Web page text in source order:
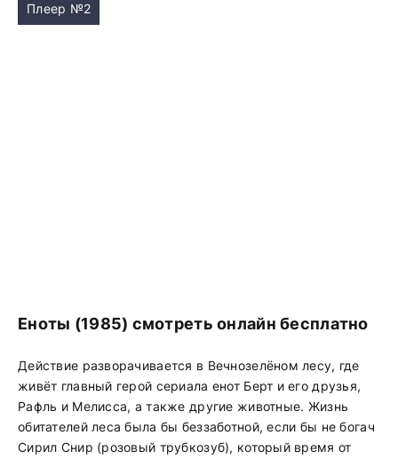
Плеер №2
Еноты (1985) смотреть онлайн бесплатно
Действие разворачивается в Вечнозелёном лесу, где
живёт главный герой сериала енот Берт и его друзья,
Рафль и Мелисса, а также другие животные. Жизнь
обитателей леса была бы беззаботной, если бы не богач
Сирил Снир (розовый трубкозуб), который время от